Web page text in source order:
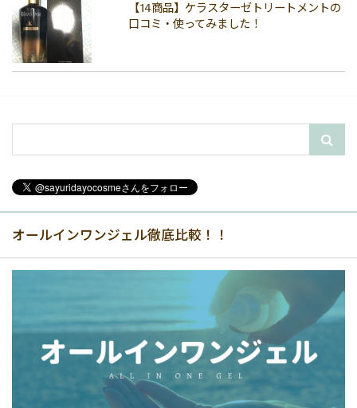
【14商品】ケラスターゼトリートメントの
口コミ・使ってみました！
オールインワンジェル徹底比較！！